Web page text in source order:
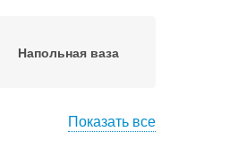
Напольная ваза
Показать все